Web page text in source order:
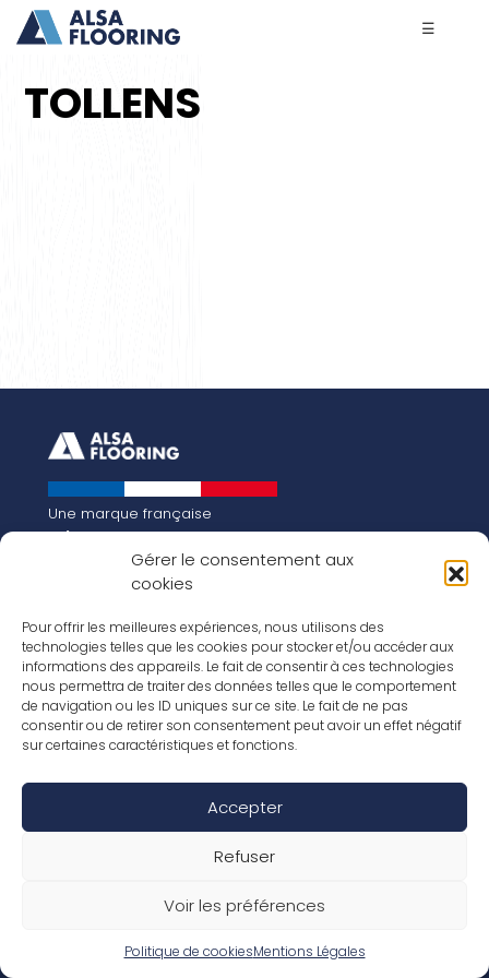
Gérer le consentement aux
cookies
Pour offrir les meilleures expériences, nous utilisons des
technologies telles que les cookies pour stocker et/ou accéder aux
informations des appareils. Le fait de consentir à ces technologies
nous permettra de traiter des données telles que le comportement
de navigation ou les ID uniques sur ce site. Le fait de ne pas
consentir ou de retirer son consentement peut avoir un effet négatif
sur certaines caractéristiques et fonctions.
Accepter
Refuser
Voir les préférences
Politique de cookiesMentions Légales
☰
TOLLENS
Une marque française
Qui sommes-nous
Notre histoire
Les chiffres clés
FR
EN
Nos revêtements
Nos Stratifiés
Nos accessoires
Nos parquets
Conditions de garantie
Déclaration de performance
Politique de confidentialité